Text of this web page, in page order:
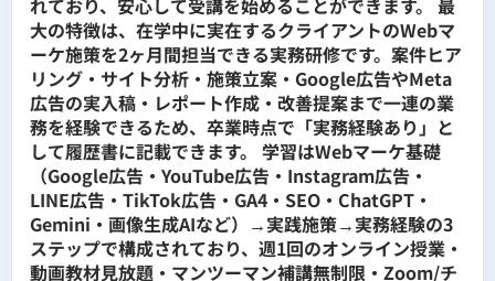
大の特徴は、在学中に実在するクライアントのWebマ
ーケ施策を2ヶ月間担当できる実務研修です。案件ヒア
リング・サイト分析・施策立案・Google広告やMeta
広告の実入稿・レポート作成・改善提案まで一連の業
務を経験できるため、卒業時点で「実務経験あり」と
して履歴書に記載できます。 学習はWebマーケ基礎
（Google広告・YouTube広告・Instagram広告・
LINE広告・TikTok広告・GA4・SEO・ChatGPT・
Gemini・画像生成AIなど）→実践施策→実務経験の3
ステップで構成されており、週1回のオンライン授業・
動画教材見放題・マンツーマン補講無制限・Zoom/チ